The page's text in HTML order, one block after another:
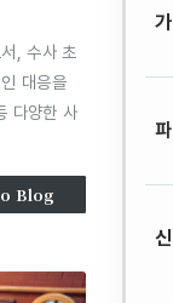
, 수사 초
대응을
다양한 사
Blog